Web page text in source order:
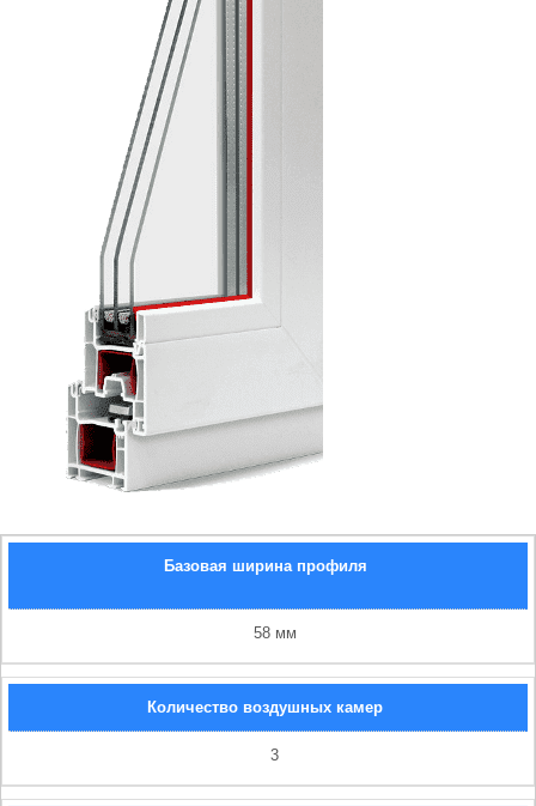
Базовая ширина профиля
58 мм
Количество воздушных камер
3